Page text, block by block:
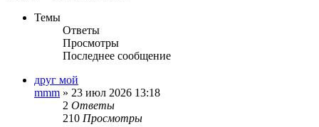
Темы
Ответы
Просмотры
Последнее сообщение
друг мой
mmm » 23 июл 2026 13:18
2 Ответы
210 Просмотры